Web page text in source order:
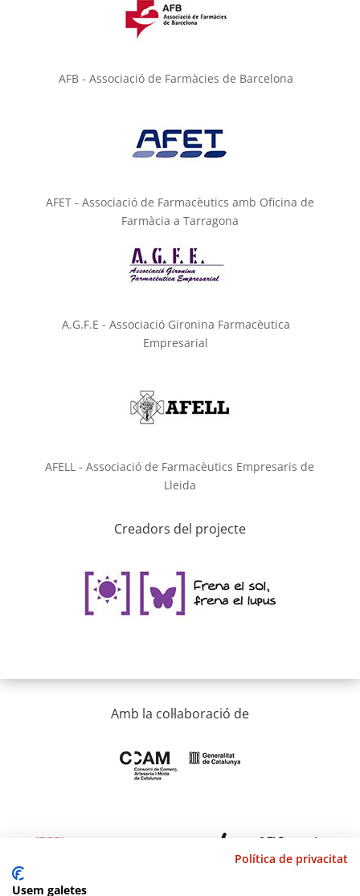
AFB - Associació de Farmàcies de Barcelona
AFET - Associació de Farmacèutics amb Oficina de
Farmàcia a Tarragona
A.G.F.E - Associació Gironina Farmacèutica
Empresarial
AFELL - Associació de Farmacèutics Empresaris de
Lleida
Creadors del projecte
Amb la col·laboració de
Política de privacitat
Usem galetes